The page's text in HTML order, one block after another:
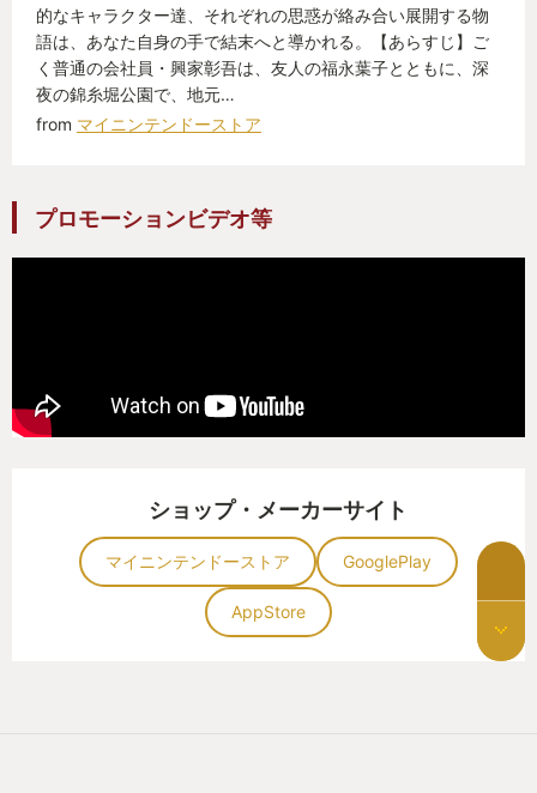
的なキャラクター達、それぞれの思惑が絡み合い展開する物
語は、あなた自身の手で結末へと導かれる。【あらすじ】ご
く普通の会社員・興家彰吾は、友人の福永葉子とともに、深
夜の錦糸堀公園で、地元…
from マイニンテンドーストア
プロモーションビデオ等
ショップ・メーカーサイト
マイニンテンドーストア GooglePlay
AppStore